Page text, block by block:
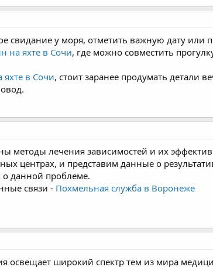
свидание у моря, отметить важную дату или
на яхте в Сочи, где можно совместить
в Сочи, стоит заранее продумать детали
методы лечения зависимостей и их
центрах, и представим данные о
данной проблеме.
связи - Похмельная служба в Воронеже
освещает широкий спектр тем из мира